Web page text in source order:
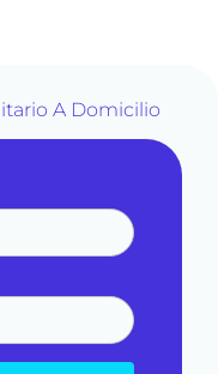
A Domicilio